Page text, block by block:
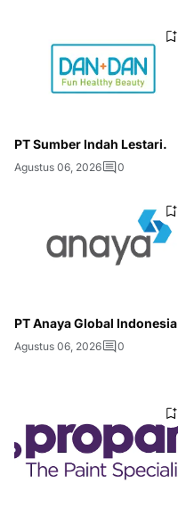
PT Sumber Indah Lestari.
Agustus 06, 2026 0
PT Anaya Global Indonesia
Agustus 06, 2026 0